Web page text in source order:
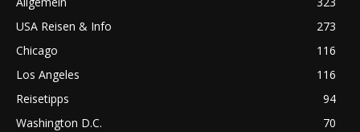
USA Reisen & Info
273
Chicago
116
Los Angeles
116
Reisetipps
94
Washington D.C.
70